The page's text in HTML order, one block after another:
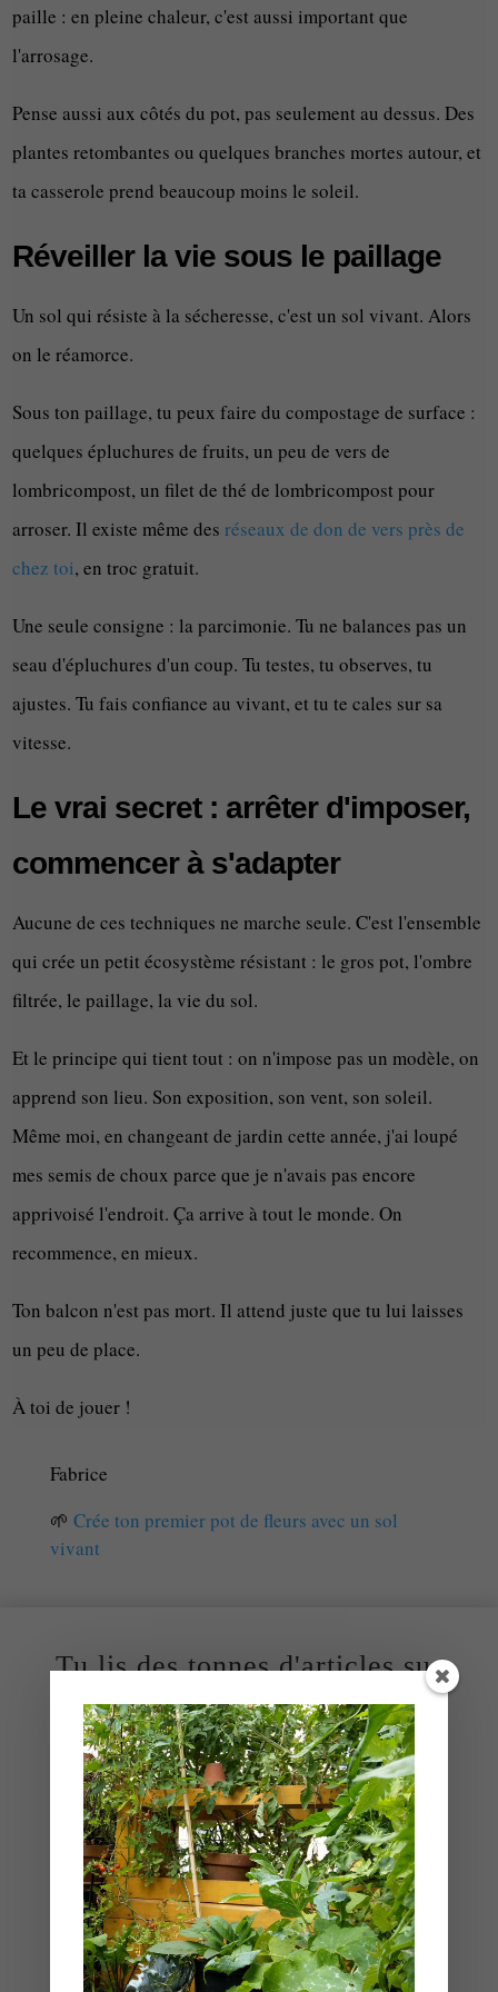
paille : en pleine chaleur, c'est aussi important que
l'arrosage.
Pense aussi aux côtés du pot, pas seulement au dessus. Des
plantes retombantes ou quelques branches mortes autour, et
ta casserole prend beaucoup moins le soleil.
Réveiller la vie sous le paillage
Un sol qui résiste à la sécheresse, c'est un sol vivant. Alors
on le réamorce.
Sous ton paillage, tu peux faire du compostage de surface :
quelques épluchures de fruits, un peu de vers de
lombricompost, un filet de thé de lombricompost pour
arroser. Il existe même desréseaux de don de vers près de
chez toi, en troc gratuit.
Une seule consigne : la parcimonie. Tu ne balances pas un
seau d'épluchures d'un coup. Tu testes, tu observes, tu
ajustes. Tu fais confiance au vivant, et tu te cales sur sa
vitesse.
Le vrai secret : arrêter d'imposer,
commencer à s'adapter
Aucune de ces techniques ne marche seule. C'est l'ensemble
qui crée un petit écosystème résistant : le gros pot, l'ombre
filtrée, le paillage, la vie du sol.
Et le principe qui tient tout : on n'impose pas un modèle, on
apprend son lieu. Son exposition, son vent, son soleil.
Même moi, en changeant de jardin cette année, j'ai loupé
mes semis de choux parce que je n'avais pas encore
apprivoisé l'endroit. Ça arrive à tout le monde. On
recommence, en mieux.
Ton balcon n'est pas mort. Il attend juste que tu lui laisses
un peu de place.
À toi de jouer !
Fabrice
🌱 Crée ton premier pot de fleurs avec un sol
vivant
Tu lis des tonnes d'articles sur
Tu comprends les principes.
Mais tu ne sais toujours pas
par quoi commencer.
Chaque semaine, un email. Un seul sujet. Le
mécanisme du vivant qui se cache derrière
et comment l'appliquer chez toi, même sur
2m².